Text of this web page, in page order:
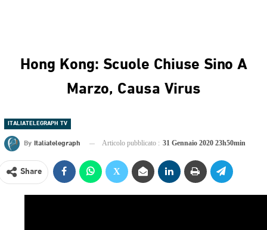
Hong Kong: Scuole Chiuse Sino A
Marzo, Causa Virus
ITALIATELEGRAPH TV
By Italiatelegraph Articolo pubblicato : 31 Gennaio 2020 23h50min
Share